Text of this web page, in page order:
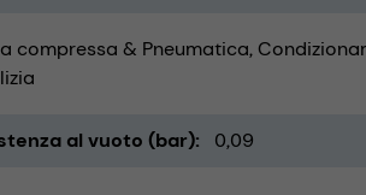
compressa & Pneumatica
al vuoto (bar) 0,09